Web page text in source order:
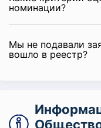
номинации?
Мы не подавали
вошло в реестр?